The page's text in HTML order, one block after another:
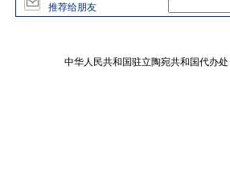
推荐给朋友
中华人民共和国驻立陶宛共和国代办处